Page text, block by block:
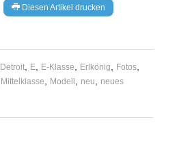
Diesen Artikel drucken
Detroit E E-Klasse Erlkönig Fotos
Mittelklasse Modell neu
neues